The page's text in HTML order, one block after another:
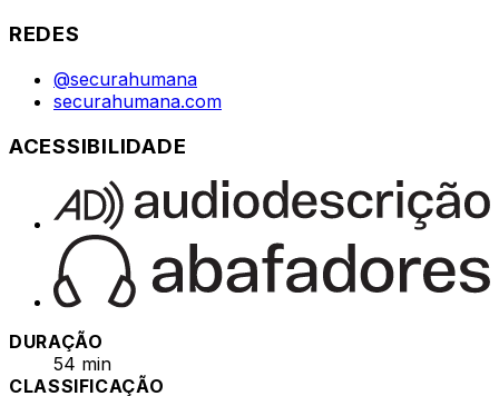
REDES
@securahumana
securahumana.com
ACESSIBILIDADE
DURAÇÃO
54 min
CLASSIFICAÇÃO